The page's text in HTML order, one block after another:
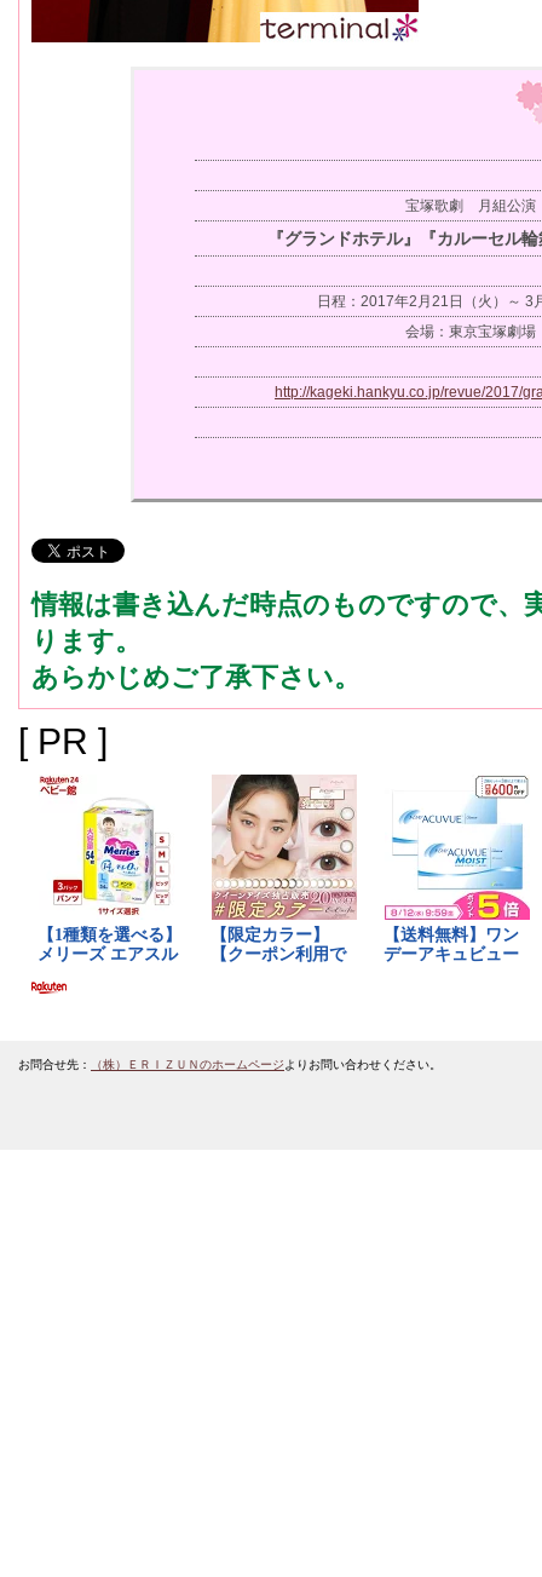
宝塚歌劇 月組公演
『グランドホテル』『カルーセル
日程：2017年2月21日（火）～ 3
会場：東京宝塚劇場
http://kageki.hankyu.co.jp/revue/2017/
情報は書き込んだ時点のものですので、
ります。
あらかじめご了承下さい。
[ PR ]
お問合せ先： （株）ＥＲＩＺＵＮのホームページよりお問い合わせください。